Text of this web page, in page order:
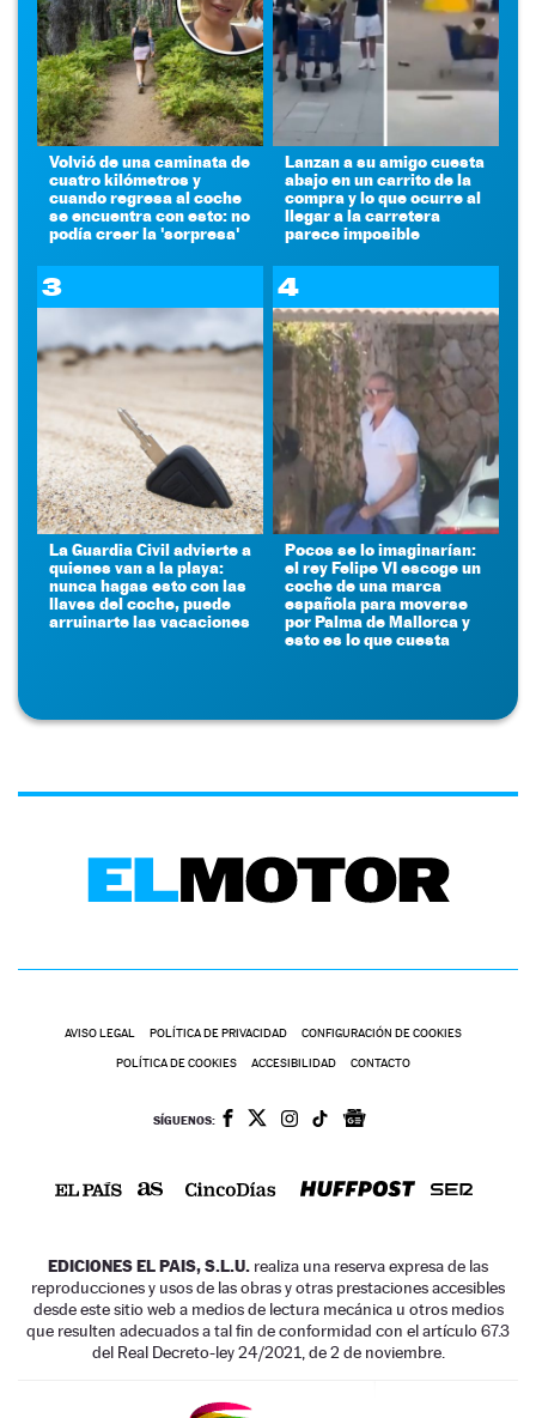
Volvió de una caminata de
cuatro kilómetros y
cuando regresa al coche
se encuentra con esto: no
podía creer la 'sorpresa'
Lanzan a su amigo cuesta
abajo en un carrito de la
compra y lo que ocurre al
llegar a la carretera
parece imposible
3
La Guardia Civil advierte a
quienes van a la playa:
nunca hagas esto con las
llaves del coche, puede
arruinarte las vacaciones
4
Pocos se lo imaginarían:
el rey Felipe VI escoge un
coche de una marca
española para moverse
por Palma de Mallorca y
esto es lo que cuesta
AVISO LEGAL POLÍTICA DE PRIVACIDAD CONFIGURACIÓN DE COOKIES
POLÍTICA DE COOKIES ACCESIBILIDAD CONTACTO
SÍGUENOS:
EDICIONES EL PAIS, S.L.U. realiza una reserva expresa de las
reproducciones y usos de las obras y otras prestaciones accesibles
desde este sitio web a medios de lectura mecánica u otros medios
que resulten adecuados a tal fin de conformidad con el artículo 67.3
del Real Decreto-ley 24/2021, de 2 de noviembre.